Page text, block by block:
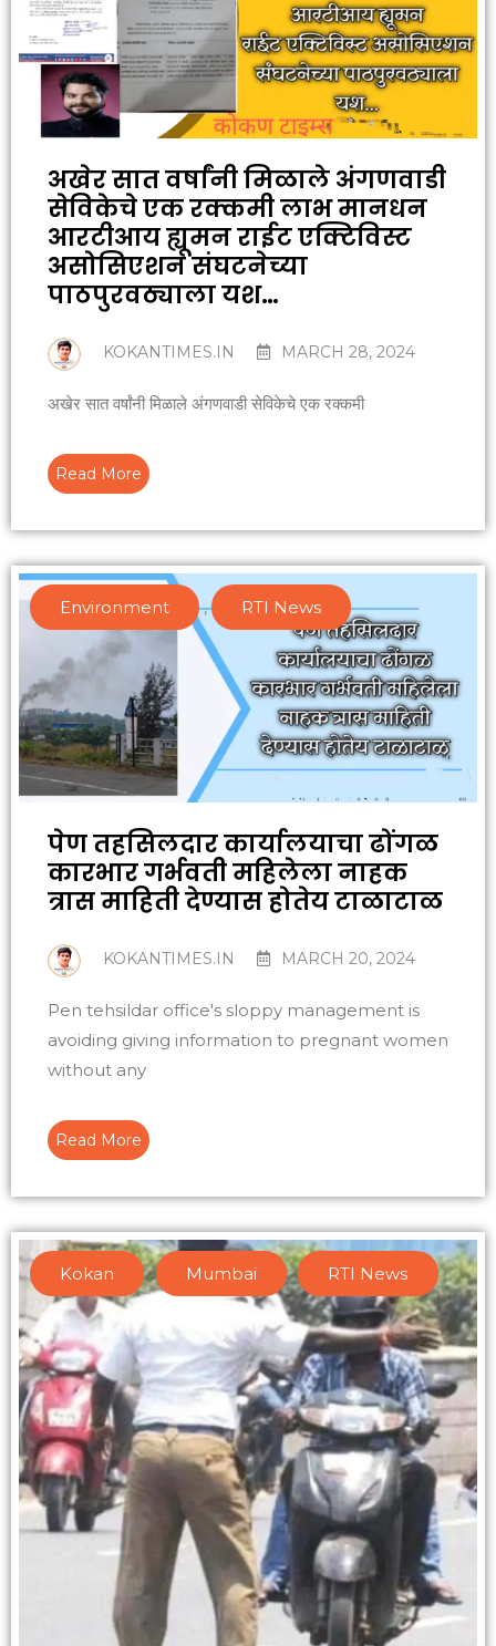
अखेर सात वर्षांनी मिळाले अंगणवाडी
सेविकेचे एक रक्कमी लाभ मानधन
आरटीआय ह्यूमन राईट एक्टिविस्ट
असोसिएशन संघटनेच्या
पाठपुरवठ्याला यश…
KOKANTIMES.IN MARCH 28, 2024
अखेर सात वर्षांनी मिळाले अंगणवाडी सेविकेचे एक रक्कमी
Read More
Environment , RTI News
पेण तहसिलदार कार्यालयाचा ढोंगळ
कारभार गर्भवती महिलेला नाहक
त्रास माहिती देण्यास होतेय टाळाटाळ
KOKANTIMES.IN MARCH 20, 2024
Pen tehsildar office's sloppy management is
avoiding giving information to pregnant women
without any
Read More
Kokan , Mumbai , RTI News